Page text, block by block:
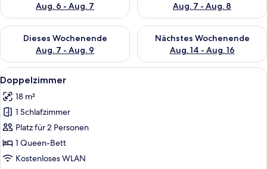
Aug. 6 - Aug. 7
Aug. 7 - Aug. 8
Dieses Wochenende
Aug. 7 - Aug. 9
Überprüfe die Verfügbarkeit für dieses Wochenende, Aug. 7
Nächstes Wochenende
Aug. 14 - Aug. 16
Überprüfe die Verfügbarkeit
Alle
Fotos
für
Doppelzimmer
anzeigen
Ein Hotelzimmer mit einem
5
Doppelzimmer
18 m²
1 Schlafzimmer
Platz für 2 Personen
1 Queen-Bett
Kostenloses WLAN